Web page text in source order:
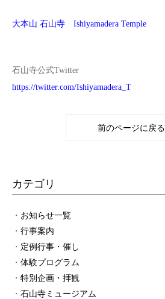
大本山 石山寺 Ishiyamadera Temple
石山寺公式Twitter
https://twitter.com/Ishiyamadera_T
前のページに戻る
カテゴリ
お知らせ一覧
行事案内
定例行事・催し
体験プログラム
特別企画・拝観
石山寺ミュージアム